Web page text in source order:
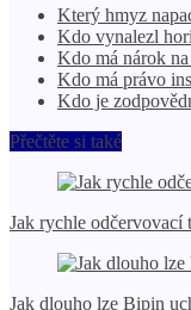
Který hmyz
Kdo vynalezl
Kdo má nárok
Kdo má právo
Kdo je
Přečtěte si také
Jak rychle odčervovací
Jak dlouho lze Bipin